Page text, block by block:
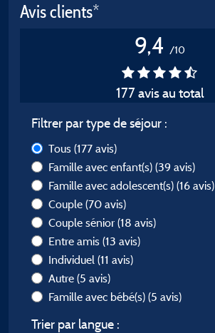
Avis clients*
9,4 /10
177 avis au total
Filtrer par type de séjour :
Tous (177 avis)
Famille avec enfant(s) (39 avis)
Famille avec adolescent(s) (16 avis)
Couple (70 avis)
Couple sénior (18 avis)
Entre amis (13 avis)
Individuel (11 avis)
Autre (5 avis)
Famille avec bébé(s) (5 avis)
Trier par langue :